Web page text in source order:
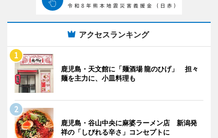
アクセスランキング
鹿児島・天文館に「麺酒場 龍のひげ」 担々
麺を主力に、小皿料理も
鹿児島・谷山中央に麻婆ラーメン店 新潟発
祥の「しびれる辛さ」コンセプトに